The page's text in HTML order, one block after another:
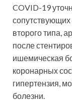
COVID-19
второго типа,
после
ишемическая
коронарных
гипертензия,
болезни.